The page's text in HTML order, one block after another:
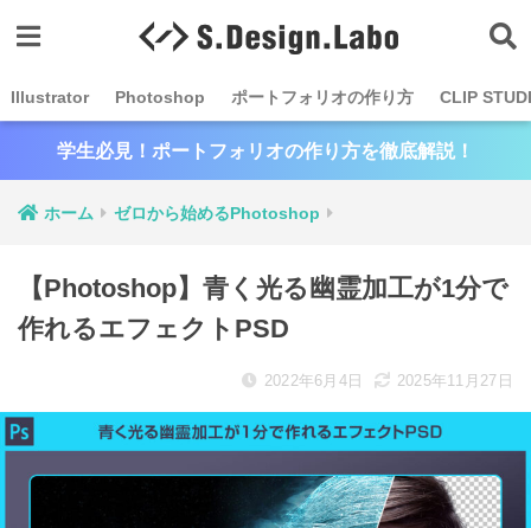
Illustrator Photoshop ポートフォリオの作り方 CLIP
学生必見！ポートフォリオの作り方を徹底解説！
ホーム ゼロから始めるPhotoshop
【Photoshop】青く光る幽霊加工が1分で
作れるエフェクトPSD
2022年6月4日 2025年11月27日